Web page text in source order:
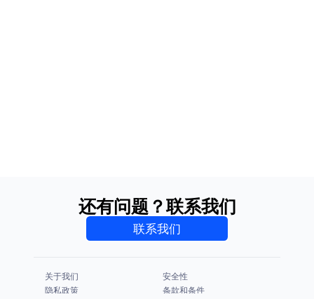
还有问题？联系我们
联系我们
关于我们
安全性
隐私政策
条款和条件